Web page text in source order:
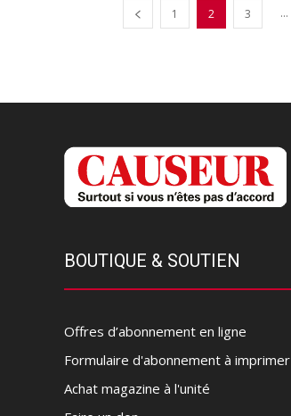
1 2 3 ...
BOUTIQUE & SOUTIEN
Offres d’abonnement en ligne
Formulaire d'abonnement à imprimer
Achat magazine à l'unité